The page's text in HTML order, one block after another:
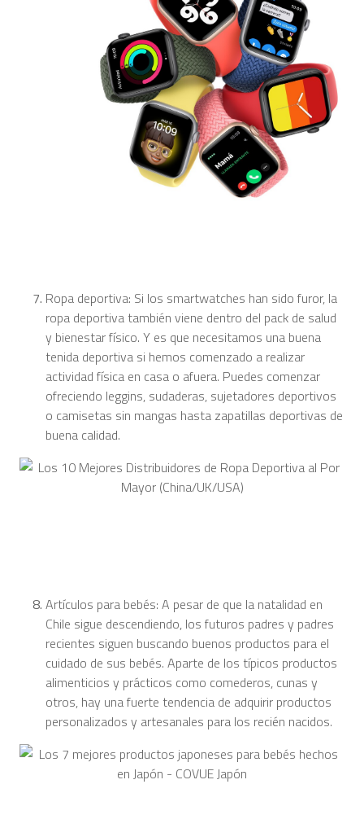
Ropa deportiva: Si los smartwatches han sido furor, la
ropa deportiva también viene dentro del pack de salud
y bienestar físico. Y es que necesitamos una buena
tenida deportiva si hemos comenzado a realizar
actividad física en casa o afuera. Puedes comenzar
ofreciendo leggins, sudaderas, sujetadores deportivos
o camisetas sin mangas hasta zapatillas deportivas de
buena calidad.
Artículos para bebés: A pesar de que la natalidad en
Chile sigue descendiendo, los futuros padres y padres
recientes siguen buscando buenos productos para el
cuidado de sus bebés. Aparte de los típicos productos
alimenticios y prácticos como comederos, cunas y
otros, hay una fuerte tendencia de adquirir productos
personalizados y artesanales para los recién nacidos.